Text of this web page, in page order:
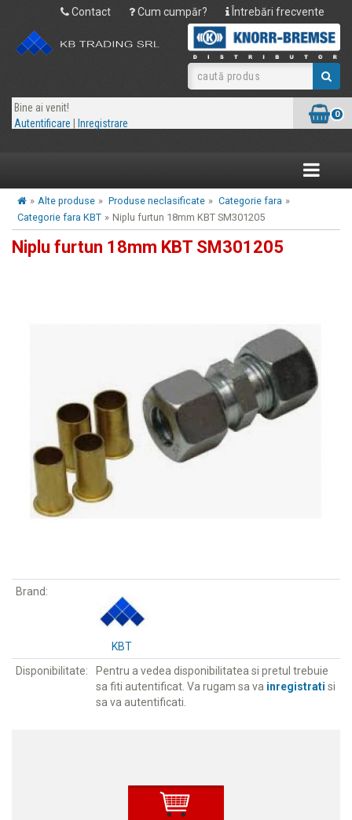
Contact Cum cumpăr? Întrebări frecvente
Bine ai venit!
Autentificare
Inregistrare
0
Toggle
» Alte produse » Produse neclasificate » Categorie fara »
Categorie fara KBT » Niplu furtun 18mm KBT SM301205
Niplu furtun 18mm KBT SM301205
Brand:
KBT
Disponibilitate:
Pentru a vedea disponibilitatea si pretul trebuie
sa fiti autentificat. Va rugam sa va inregistrati si
sa va autentificati.